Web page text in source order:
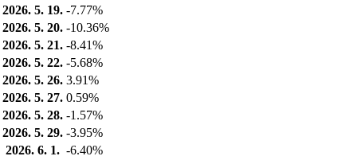
2026. 5. 19. -7.77%
2026. 5. 20. -10.36%
2026. 5. 21. -8.41%
2026. 5. 22. -5.68%
2026. 5. 26. 3.91%
2026. 5. 27. 0.59%
2026. 5. 28. -1.57%
2026. 5. 29. -3.95%
2026. 6. 1. -6.40%